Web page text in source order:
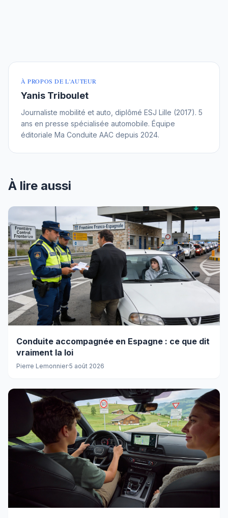
À PROPOS DE L'AUTEUR
Yanis Triboulet
Journaliste mobilité et auto, diplômé ESJ Lille (2017). 5
ans en presse spécialisée automobile. Équipe
éditoriale Ma Conduite AAC depuis 2024.
À lire aussi
Conduite accompagnée en Espagne : ce que dit
vraiment la loi
Pierre Lemonnier·5 août 2026